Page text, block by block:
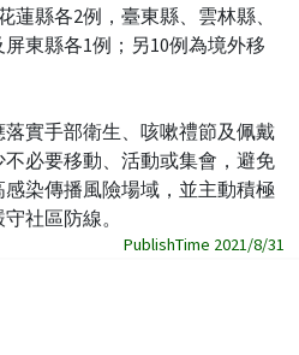
蓮縣各2例，臺東縣、雲林縣、
東縣各1例；另10例為境外移
實手部衛生、咳嗽禮節及佩戴
必要移動、活動或集會，避免
染傳播風險場域，並主動積極
社區防線。
PublishTime 2021/8/31